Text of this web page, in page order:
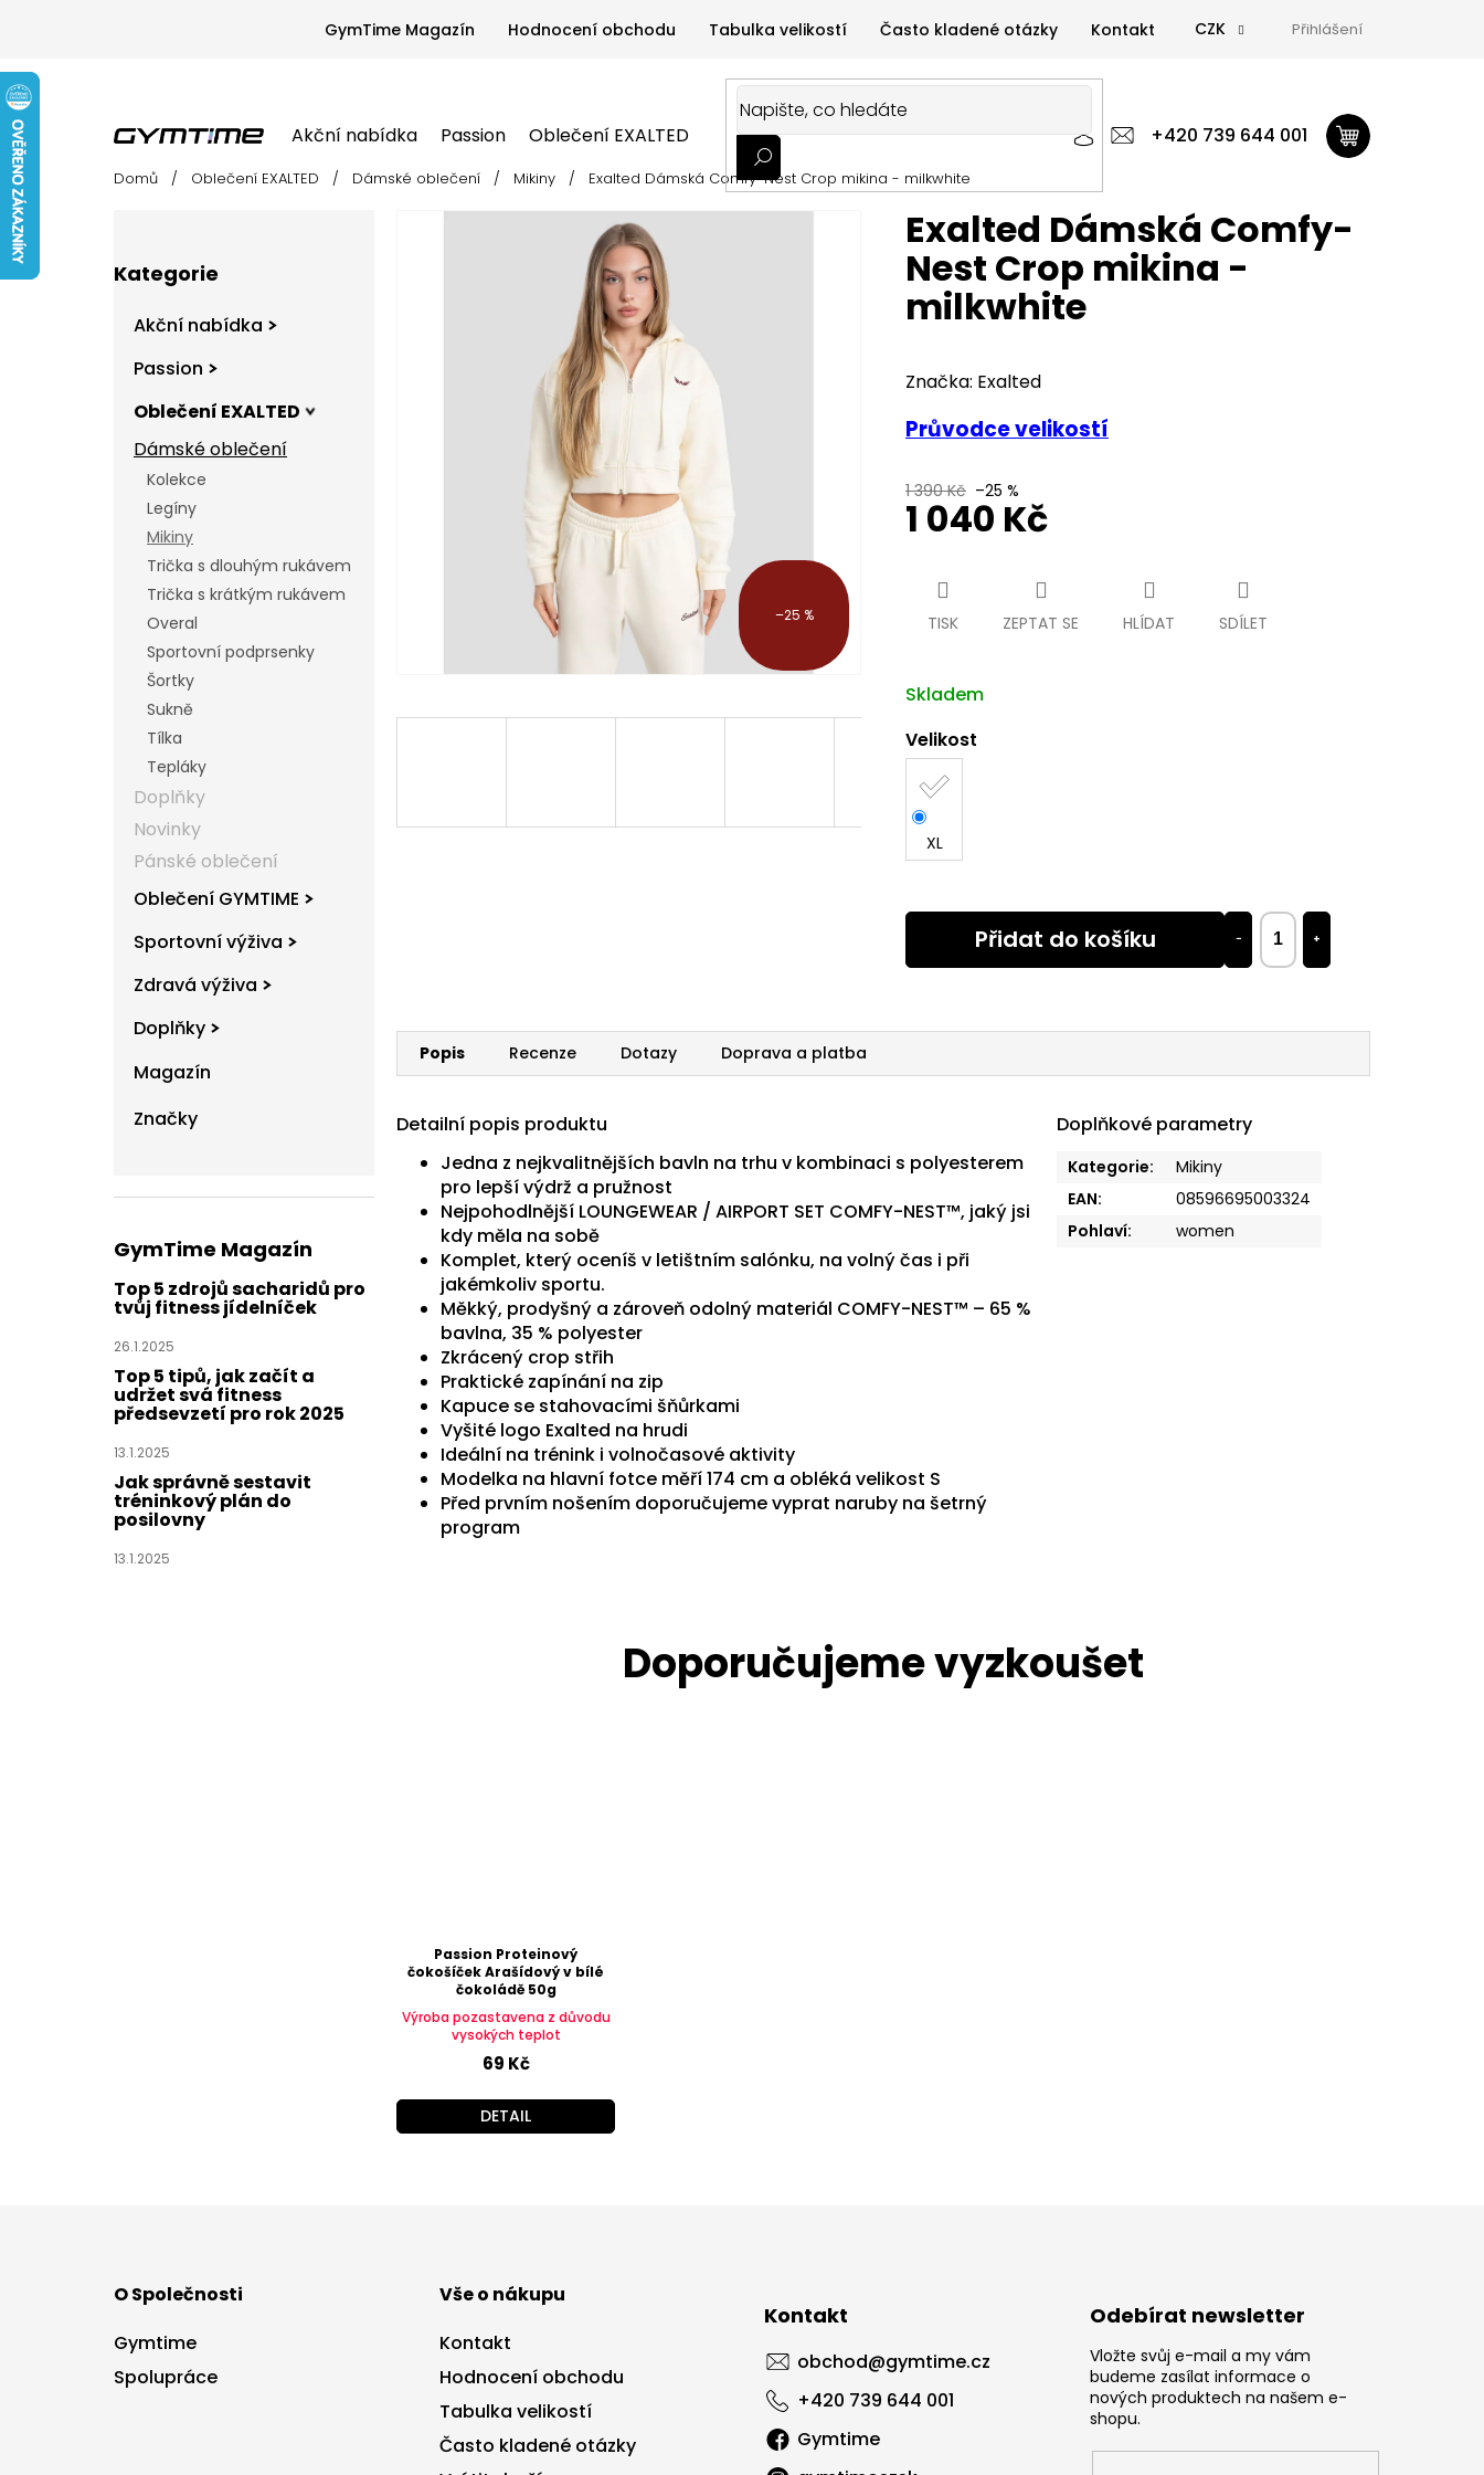
GymTime Magazín Hodnocení obchodu Tabulka velikostí Často kladené otázky Kontakt CZK Přihlášení
+420 739 644 001
Akční nabídka Passion Oblečení EXALTED Oblečení GYMTIME Sportovní výživa Zdravá výživa Doplňky GymTime Magazín
Akční nabídka Passion Oblečení EXALTED Oblečení GYMTIME Sportovní výživa Zdravá výživa Doplňky
Domů / Oblečení EXALTED / Dámské oblečení / Mikiny / Exalted Dámská Comfy-Nest Crop mikina - milkwhite
kategorie
Kategorie
Akční nabídka
Passion
Oblečení EXALTED
Dámské oblečení
Kolekce
Legíny
Mikiny
Trička s dlouhým rukávem
Trička s krátkým rukávem
Overal
Sportovní podprsenky
Šortky
Sukně
Tílka
Tepláky
Doplňky
Novinky
Pánské oblečení
Oblečení GYMTIME
Sportovní výživa
Zdravá výživa
Doplňky
Magazín
Značky
GymTime Magazín
Top 5 zdrojů sacharidů pro
tvůj fitness jídelníček
26.1.2025
Top 5 tipů, jak začít a
udržet svá fitness
předsevzetí pro rok 2025
13.1.2025
Jak správně sestavit
tréninkový plán do
posilovny
13.1.2025
–25 %
1 390 Kč –25 %
1 040 Kč
Skladem
Velikost
XL
+
−
Přidat do košíku
Průvodce velikostí
TISK ZEPTAT SE HLÍDAT SDÍLET
Exalted Dámská Comfy-
Nest Crop mikina -
milkwhite
Značka: Exalted
Passion Proteinový
čokošíček Arašídový v bílé
čokoládě 50g
Výroba pozastavena z důvodu
vysokých teplot
69 Kč
DETAIL
Popis Recenze Dotazy Doprava a platba
Detailní popis produktu
Jedna z nejkvalitnějších bavln na trhu v kombinaci s polyesterem
pro lepší výdrž a pružnost
Nejpohodlnější LOUNGEWEAR / AIRPORT SET COMFY-NEST™, jaký jsi
kdy měla na sobě
Komplet, který oceníš v letištním salónku, na volný čas i při
jakémkoliv sportu.
Měkký, prodyšný a zároveň odolný materiál COMFY-NEST™ – 65 %
bavlna, 35 % polyester
Zkrácený crop střih
Praktické zapínání na zip
Kapuce se stahovacími šňůrkami
Vyšité logo Exalted na hrudi
Ideální na trénink i volnočasové aktivity
Modelka na hlavní fotce měří 174 cm a obléká velikost S
Před prvním nošením doporučujeme vyprat naruby na šetrný
program
Doplňkové parametry
Kategorie:
Mikiny
EAN:
08596695003324
Pohlaví: women
O Společnosti
Gymtime
Spolupráce
Vše o nákupu
Kontakt
Hodnocení obchodu
Tabulka velikostí
Často kladené otázky
Kontakt
obchod@gymtime.cz
+420 739 644 001
Gymtime
Odebírat newsletter
Vložte svůj e-mail a my vám
budeme zasílat informace o
nových produktech na našem e-
shopu.